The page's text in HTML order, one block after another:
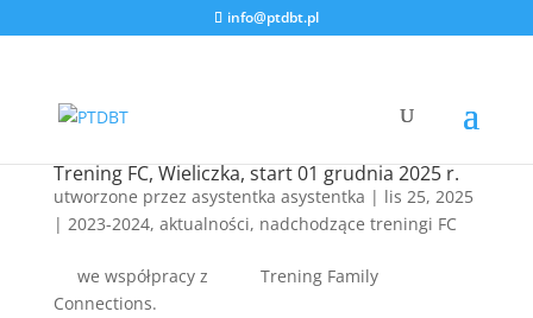
info@ptdbt.pl
Trening FC, Wieliczka, start 01 grudnia 2025 r.
utworzone przez asystentka asystentka | lis 25, 2025
| 2023-2024, aktualności, nadchodzące treningi FC
we współpracy z Trening Family
Connections.